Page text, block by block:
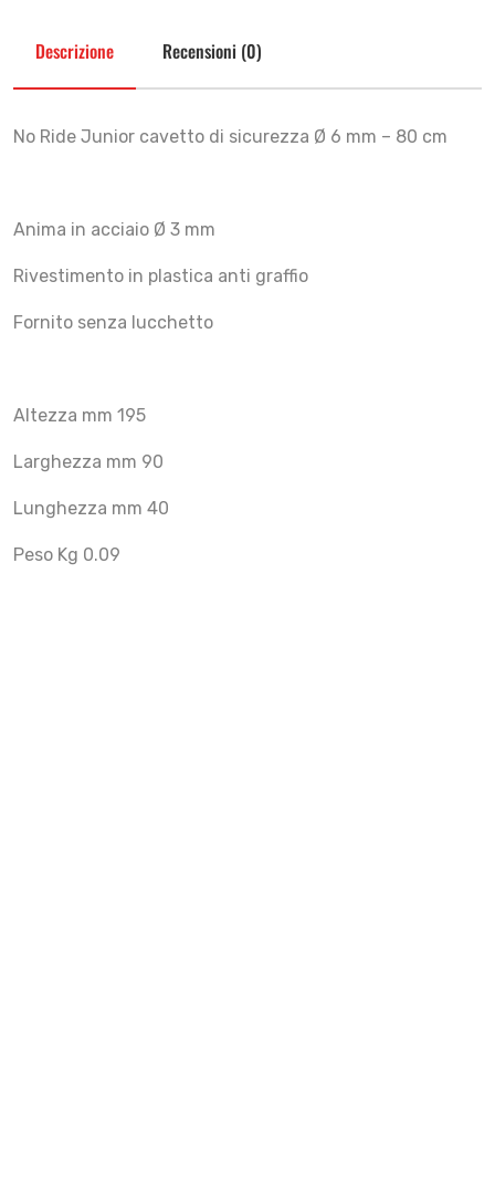
Descrizione Recensioni (0)
No Ride Junior cavetto di sicurezza Ø 6 mm – 80 cm
Anima in acciaio Ø 3 mm
Rivestimento in plastica anti graffio
Fornito senza lucchetto
Altezza mm 195
Larghezza mm 90
Lunghezza mm 40
Peso Kg 0.09